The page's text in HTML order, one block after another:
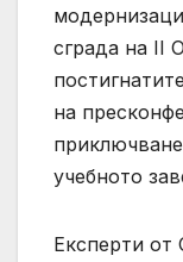
сграда на II
на
учебното
Експерти от